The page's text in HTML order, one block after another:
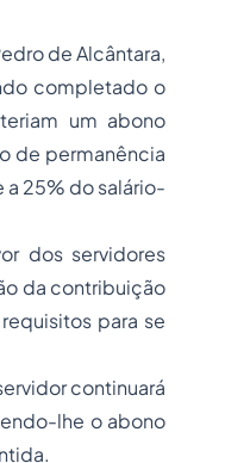
de Alcântara,
completado o
um abono
de permanência
a 25% do salário-
dos servidores
da contribuição
para se
continuará
lhe o abono